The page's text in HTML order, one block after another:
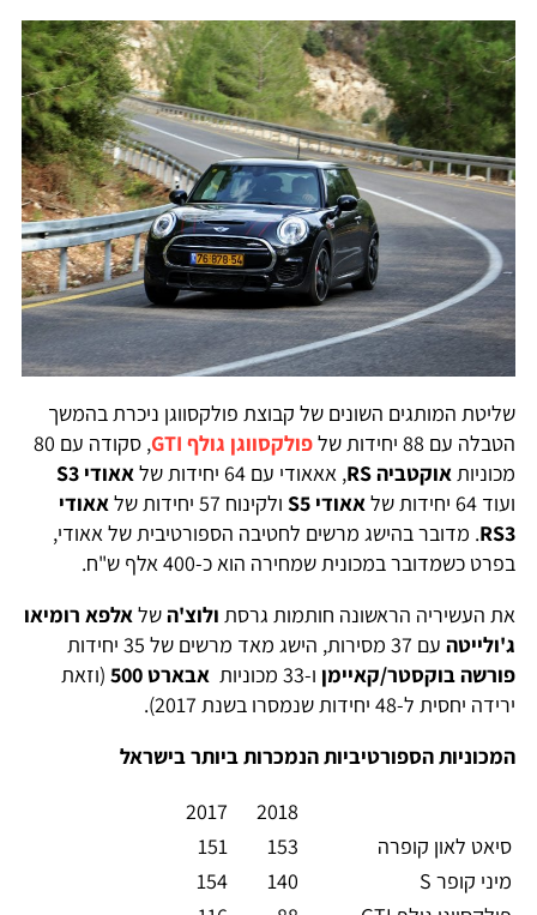
שליטת המותגים השונים של קבוצת פולקסווגן ניכרת בהמשך
הטבלה עם 88 יחידות של
פולקסווגן גולף GTI
, סקודה עם 80
מכוניותאוקטביהRS, אאאודי עם 64 יחידות של אאודי S3
ועוד 64 יחידות של
אאודי S5 ולקינוח 57 יחידות של
אאודי
RS3. מדובר בהישג מרשים לחטיבה הספורטיבית של אאודי,
בפרט כשמדובר במכונית שמחירה הוא כ-400 אלף ש"ח.
את העשיריה הראשונה חותמות גרסת ולוצ'השלאלפא רומיאו
ג'ולייטה עם 37 מסירות, הישג מאד מרשים של 35 יחידות
פורשה בוקסטר/קאיימן ו-33 מכוניות אבארט 500
(וזאת
ירידה יחסית ל-48 יחידות שנמסרו בשנת 2017).
המכוניות הספורטיביות הנמכרות ביותר בישראל
2018
2017
סיאט לאון קופרה
153
151
מיני קופר S
140
154